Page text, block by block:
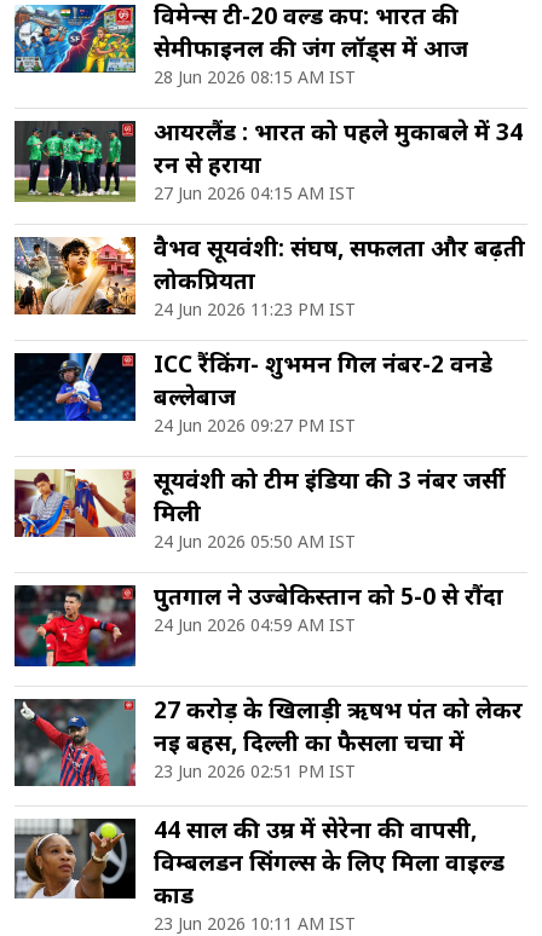
विमेन्स टी-20 वर्ल्ड कप: भारत की
सेमीफाइनल की जंग लॉर्ड्स में आज
28 Jun 2026 08:15 AM IST
आयरलैंड : भारत को पहले मुकाबले में 34
रन से हराया
27 Jun 2026 04:15 AM IST
वैभव सूर्यवंशी: संघर्ष, सफलता और बढ़ती
लोकप्रियता
24 Jun 2026 11:23 PM IST
ICC रैंकिंग- शुभमन गिल नंबर-2 वनडे
बल्लेबाज
24 Jun 2026 09:27 PM IST
सूर्यवंशी को टीम इंडिया की 3 नंबर जर्सी
मिली
24 Jun 2026 05:50 AM IST
पुर्तगाल ने उज्बेकिस्तान को 5-0 से रौंदा
24 Jun 2026 04:59 AM IST
27 करोड़ के खिलाड़ी ऋषभ पंत को लेकर
नई बहस, दिल्ली का फैसला चर्चा में
23 Jun 2026 02:51 PM IST
44 साल की उम्र में सेरेना की वापसी,
विम्बलडन सिंगल्स के लिए मिला वाइल्ड
कार्ड
23 Jun 2026 10:11 AM IST